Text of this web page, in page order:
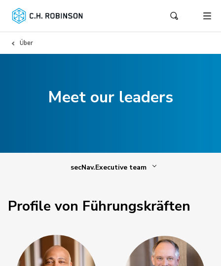
Über
Meet our leaders
secNav.Executive team
Profile von Führungskräften